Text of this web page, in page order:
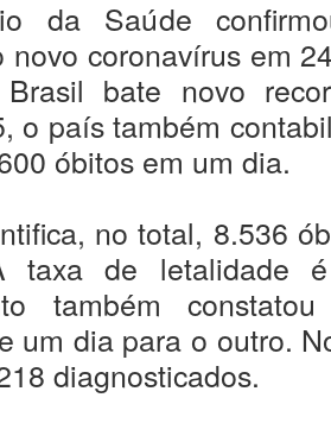
da Saúde
novo coronavírus em
bate novo
o país também
óbitos em um dia.
no total, 8.536
taxa de letalidade
também
um dia para o outro.
diagnosticados.